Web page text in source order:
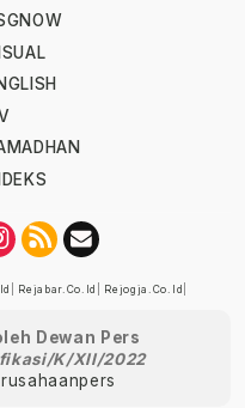
Rejabar.co.id Rejogja.co.id
Dewan Pers
K/XII/2022